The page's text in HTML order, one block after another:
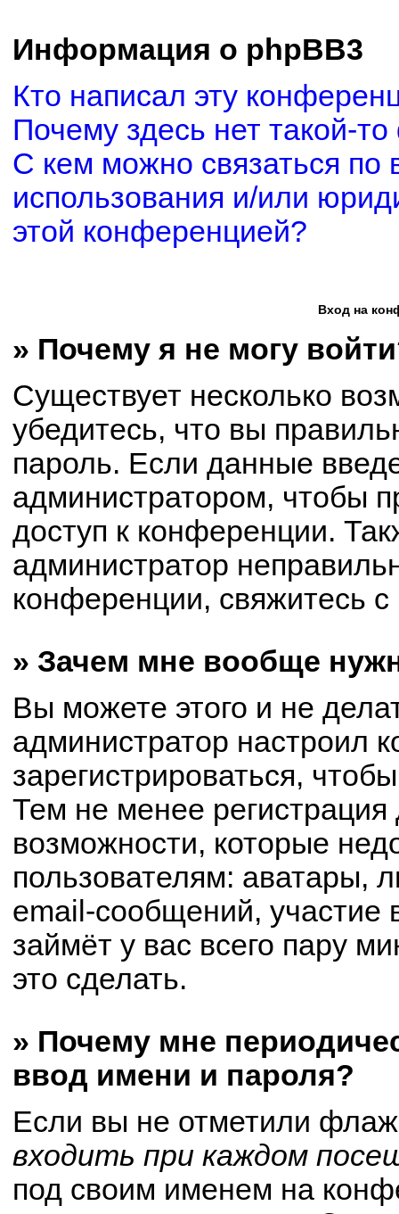
Информация о phpBB3
Кто написал эту
Почему здесь нет такой-
С кем можно связаться по
использования и/или
этой конференцией?
Вход на
» Почему я не могу
Существует несколько
убедитесь, что вы
пароль. Если данные
администратором, чтобы
доступ к конференции.
администратор
конференции, свяжитесь
» Зачем мне вообще
Вы можете этого и не
администратор настроил
зарегистрироваться,
Тем не менее
возможности, которые
пользователям: аватары,
email-сообщений, участие
займёт у вас всего пару
это сделать.
» Почему мне
ввод имени и пароля?
Если вы не отметили
входить при каждом
под своим именем на